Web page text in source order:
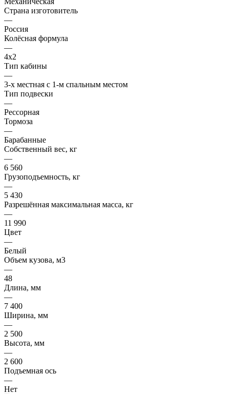
Страна изготовитель
—
Россия
Колёсная формула
—
4x2
Тип кабины
—
3-х местная с 1-м спальным местом
Тип подвески
—
Рессорная
Тормоза
—
Барабанные
Собственный вес, кг
—
6 560
Грузоподъемность, кг
—
5 430
Разрешённая максимальная масса, кг
—
11 990
Цвет
—
Белый
Объем кузова, м3
—
48
Длина, мм
—
7 400
Ширина, мм
—
2 500
Высота, мм
—
2 600
Подъемная ось
—
Нет